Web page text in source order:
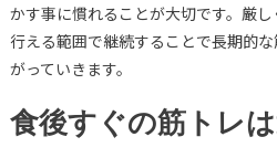
かす事に慣れることが大切です。厳
行える範囲で継続することで長期的
がっていきます。
食後すぐの筋トレ